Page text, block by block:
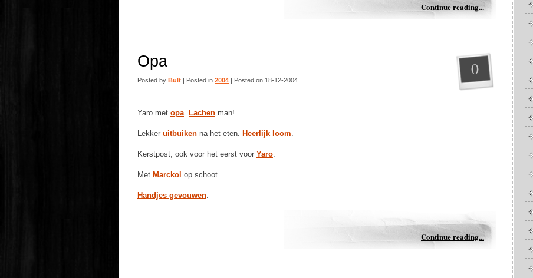
Continue reading...
Opa
Posted by Bult | Posted in 2004 | Posted on 18-12-2004
0
Yaro met opa. Lachen man!
Lekker uitbuiken na het eten. Heerlijk loom.
Kerstpost; ook voor het eerst voor Yaro.
Met Marckol op schoot.
Handjes gevouwen.
Continue reading...